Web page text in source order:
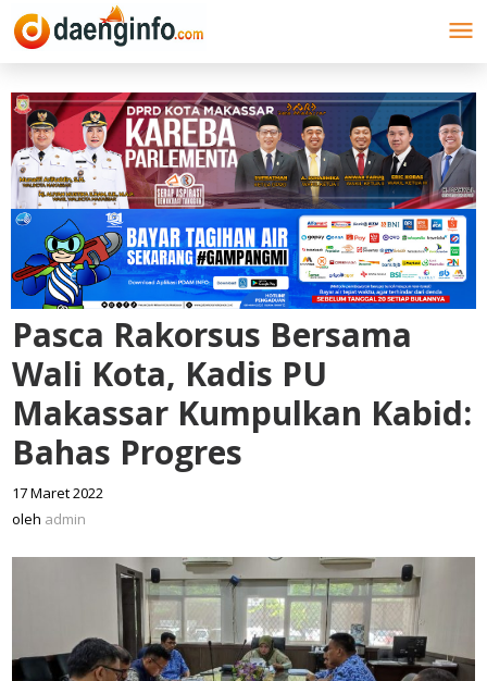
Lewati
ke
Pasca Rakorsus Bersama
Wali Kota, Kadis PU
Makassar Kumpulkan Kabid:
Bahas Progres
17 Maret 2022
oleh admin